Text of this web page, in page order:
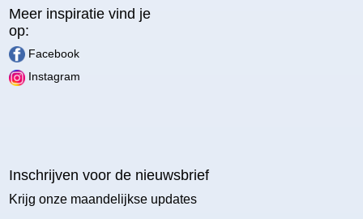
Meer inspiratie vind je
op:
Facebook
Instagram
Inschrijven voor de nieuwsbrief
Krijg onze maandelijkse updates